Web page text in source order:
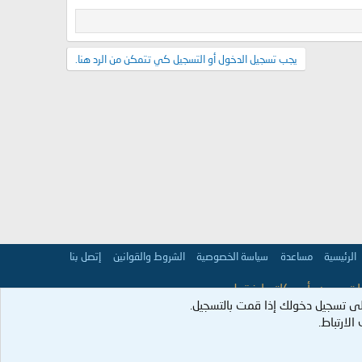
يجب تسجيل الدخول أو التسجيل كي تتمكن من الرد هنا.
الرئيسية مساعدة سياسة الخصوصية الشروط والقوانين إتصل بنا
تعبر عن رأي كاتبها فقط.
تسجيل دخولك إذا قمت بالتسجيل.